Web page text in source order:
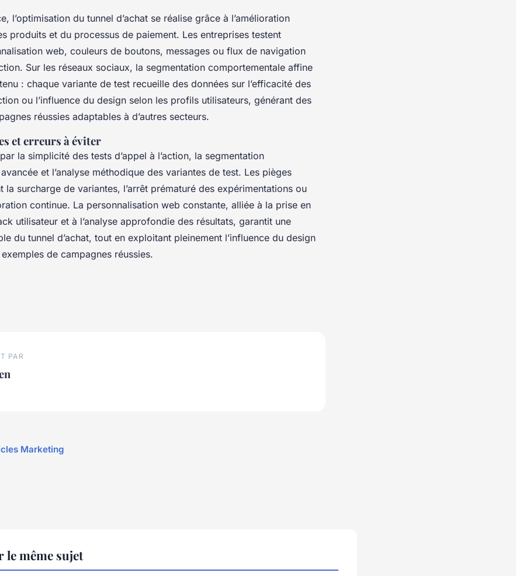
l’optimisation du tunnel d’achat se réalise grâce à l’amélioration
produits et du processus de paiement. Les entreprises testent
web, couleurs de boutons, messages ou flux de navigation
Sur les réseaux sociaux, la segmentation comportementale affine
: chaque variante de test recueille des données sur l’efficacité des
ou l’influence du design selon les profils utilisateurs, générant des
réussies adaptables à d’autres secteurs.
et erreurs à éviter
la simplicité des tests d’appel à l’action, la segmentation
et l’analyse méthodique des variantes de test. Les pièges
la surcharge de variantes, l’arrêt prématuré des expérimentations ou
continue. La personnalisation web constante, alliée à la prise en
utilisateur et à l’analyse approfondie des résultats, garantit une
du tunnel d’achat, tout en exploitant pleinement l’influence du design
de campagnes réussies.
PAR
Marketing
même sujet